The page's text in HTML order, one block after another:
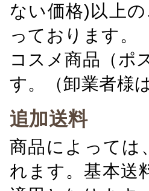
ない価格)以上
っております。
コスメ商品（ポ
す。（卸業者様
追加送料
商品によっては
れます。基本送